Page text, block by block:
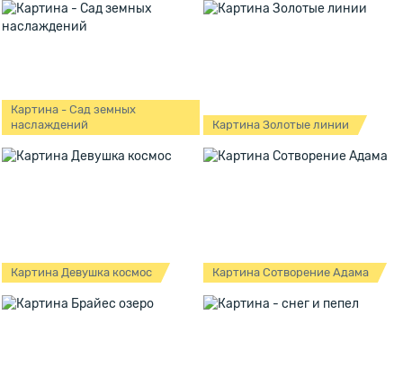
Картина - Сад земных
наслаждений
Картина Золотые линии
Картина Девушка космос Картина Сотворение Адама